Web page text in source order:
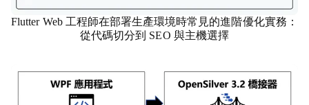
市場行銷
Flutter Web 工程師在部署生產環境時常見的進階優化實務：
從代碼切分到 SEO 與主機選擇